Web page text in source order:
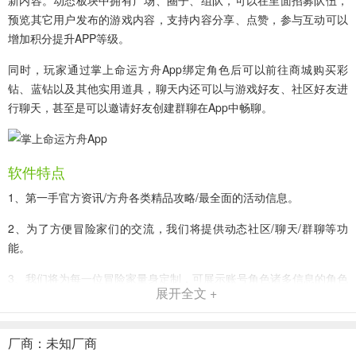
预览其它用户发布的游戏内容，支持内容分享、点赞，参与互动可以
增加积分提升APP等级。
同时，玩家通过掌上命运方舟App绑定角色后可以前往商城购买彩
钻、蓝钻以及其他实用道具，聊天内还可以与游戏好友、社区好友进
行聊天，甚至是可以邀请好友创建群聊在App中畅聊。
软件特点
1、第一手官方资讯/方舟各类精品攻略/最全面的活动信息。
2、为了方便冒险家们的交流，我们将提供动态社区/聊天/群聊等功
能。
3、我们将为每一位冒险家量身定制，可展示账号角色诸多信息的角色
展开全文 +
厂商：未知厂商